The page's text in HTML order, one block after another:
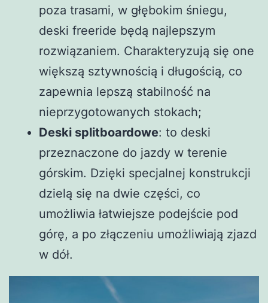
poza trasami, w głębokim śniegu,
deski freeride będą najlepszym
rozwiązaniem. Charakteryzują się one
większą sztywnością i długością, co
zapewnia lepszą stabilność na
nieprzygotowanych stokach;
Deski splitboardowe: to deski
przeznaczone do jazdy w terenie
górskim. Dzięki specjalnej konstrukcji
dzielą się na dwie części, co
umożliwia łatwiejsze podejście pod
górę, a po złączeniu umożliwiają zjazd
w dół.